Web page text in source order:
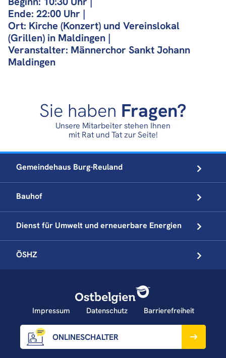
Ende: 22:00 Uhr |
Ort: Kirche (Konzert) und Vereinslokal
(Grillen) in Maldingen |
Veranstalter: Männerchor Sankt Johann
Maldingen
Sie haben Fragen?
Unsere Mitarbeiter stehen Ihnen
mit Rat und Tat zur Seite!
Gemeindehaus Burg-Reuland
Bauhof
Dienst für Umwelt underneuerbare Energien
ÖSHZ
Impressum Datenschutz Barrierefreiheit
ONLINESCHALTER